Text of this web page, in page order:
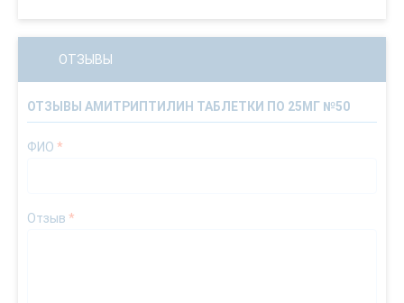
ОТЗЫВЫ
ОТЗЫВЫ АМИТРИПТИЛИН ТАБЛЕТКИ ПО 25МГ №50
ФИО *
Отзыв *